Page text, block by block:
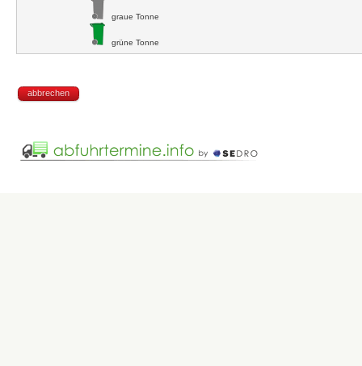
graue Tonne
grüne Tonne
abbrechen